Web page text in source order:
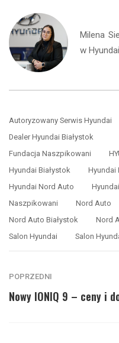
Milena
w
Autoryzowany Serwis Hyundai
Dealer Hyundai Białystok
Fundacja Naszpikowani
Hyundai Białystok
Hyundai
Hyundai Nord Auto
Naszpikowani
Nord Auto
Nord Auto Białystok
Nord
Salon Hyundai
Salon
POPRZEDNI
Nowy IONIQ 9 – ceny i